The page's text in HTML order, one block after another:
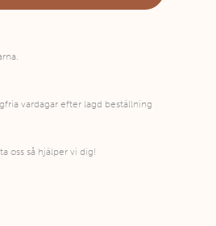
vardagar efter lagd beställning
oss så hjälper vi dig!